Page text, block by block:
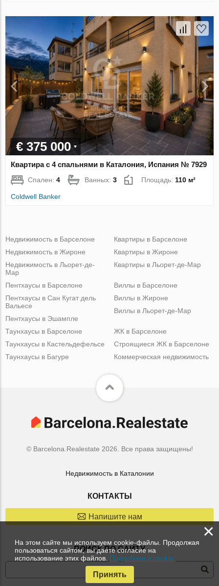
€ 375 000
Квартира с 4 спальнями в Каталония, Испания № 7929
Спален:4 Ванных:3 Площадь: 110 м²
Coldwell Banker
Недвижимость в Барселоне
Недвижимость в Жироне
Недвижимость в Льорет-де-
Мар
Квартиры в Барселоне
Квартиры в Жироне
Квартиры в Льорет-де-Мар
Пентхаусы в Барселоне
Пентхаусы в Сан Кугат дель
Вальесе
Пентхаусы в Эшампле
Виллы в Барселоне
Виллы в Жироне
Виллы в Льорет-де-Мар
Таунхаусы в Барселоне
Таунхаусы в Кастельдефельсе
Таунхаусы в Багуре
ЖК в Барселоне
Строящиеся ЖК в Барселоне
Коммерческая недвижимость
© Barcelona.Realestate 2026. Все права защищены!
Недвижимость в Каталонии
КОНТАКТЫ
Напишите нам
ПОИСК ПО САЙТУ
×
На этом сайте мы используем cookie-файлы. Продолжая
пользоваться сайтом, вы даете согласие на
использование этих файлов. Подробнее о cookie.
Принять